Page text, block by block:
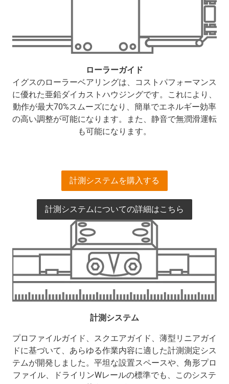
ローラーガイド
イグスのローラーベアリングは、コストパフォーマンス
に優れた亜鉛ダイカストハウジングです。これにより、
動作が最大70%スムーズになり、簡単でエネルギー効率
の高い調整が可能になります。また、静音で無潤滑運転
も可能になります。
計測システム
プロファイルガイド、スクエアガイド、薄型リニアガイ
ドに基づいて、あらゆる作業内容に適した計測測定シス
テムが開発しました。平坦な設置スペースや、角形プロ
ファイル、ドライリンWレールの標準でも、このシステ
計測システムを購入する
計測システムについての詳細はこちら